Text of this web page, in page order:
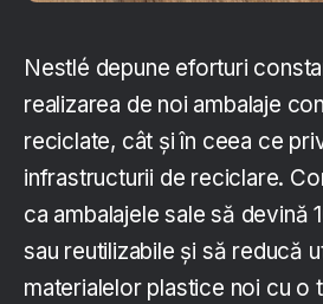
Nestlé depune eforturi
realizarea de noi ambalaje
reciclate, cât și în ceea ce
infrastructurii de reciclare.
ca ambalajele sale să devină
sau reutilizabile și să reducă
materialelor plastice noi cu o